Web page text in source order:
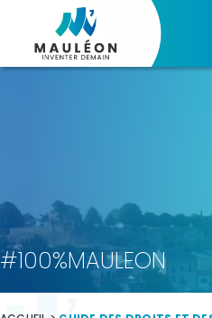
#100%MAULEON
Panneau de gestion des cookies